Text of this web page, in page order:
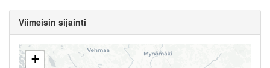
Viimeisin sijainti
+